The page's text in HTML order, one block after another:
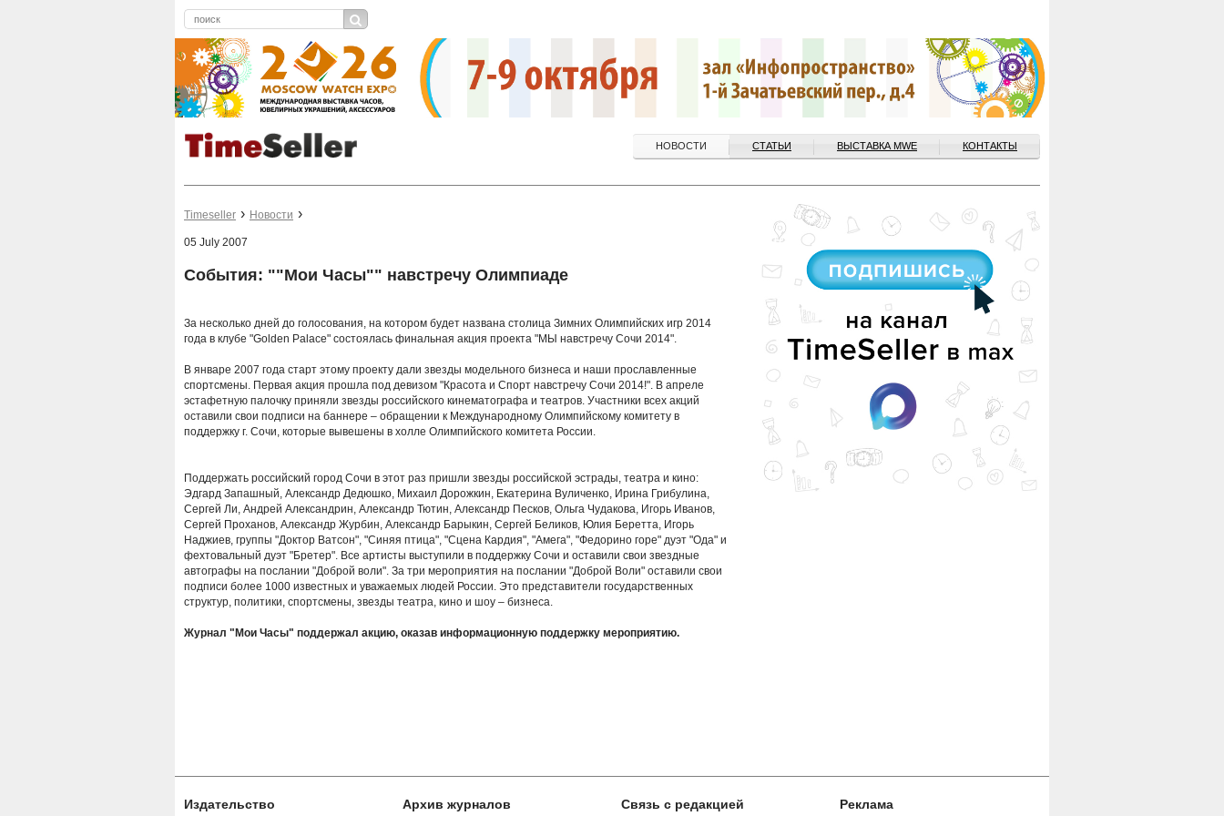
НОВОСТИ СТАТЬИ ВЫСТАВКА MWE КОНТАКТЫ
Timeseller Новости
05 July 2007
События: ""Мои Часы"" навстречу Олимпиаде
За несколько дней до голосования, на котором будет названа столица Зимних Олимпийских игр 2014
года в клубе "Golden Palace" состоялась финальная акция проекта "МЫ навстречу Сочи 2014".
В январе 2007 года старт этому проекту дали звезды модельного бизнеса и наши прославленные
спортсмены. Первая акция прошла под девизом "Красота и Спорт навстречу Сочи 2014!". В апреле
эстафетную палочку приняли звезды российского кинематографа и театров. Участники всех акций
оставили свои подписи на баннере – обращении к Международному Олимпийскому комитету в
поддержку г. Сочи, которые вывешены в холле Олимпийского комитета России.
Поддержать российский город Сочи в этот раз пришли звезды российской эстрады, театра и кино:
Эдгард Запашный, Александр Дедюшко, Михаил Дорожкин, Екатерина Вуличенко, Ирина Грибулина,
Сергей Ли, Андрей Александрин, Александр Тютин, Александр Песков, Ольга Чудакова, Игорь Иванов,
Сергей Проханов, Александр Журбин, Александр Барыкин, Сергей Беликов, Юлия Беретта, Игорь
Наджиев, группы "Доктор Ватсон", "Синяя птица", "Сцена Кардия", "Амега", "Федорино горе" дуэт "Ода" и
фехтовальный дуэт "Бретер". Все артисты выступили в поддержку Сочи и оставили свои звездные
автографы на послании "Доброй воли". За три мероприятия на послании "Доброй Воли" оставили свои
подписи более 1000 известных и уважаемых людей России. Это представители государственных
структур, политики, спортсмены, звезды театра, кино и шоу – бизнеса.
Журнал "Мои Часы" поддержал акцию, оказав информационную поддержку мероприятию.
Издательство
Архив журналов Связь с редакцией Реклама